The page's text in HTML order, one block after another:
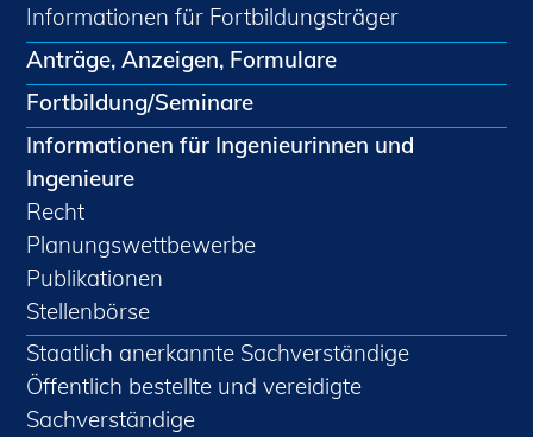
Informationen für Fortbildungsträger
Anträge, Anzeigen, Formulare
Fortbildung/Seminare
Informationen für Ingenieurinnen und
Ingenieure
Recht
Planungswettbewerbe
Publikationen
Stellenbörse
Staatlich anerkannte Sachverständige
Öffentlich bestellte und vereidigte
Sachverständige